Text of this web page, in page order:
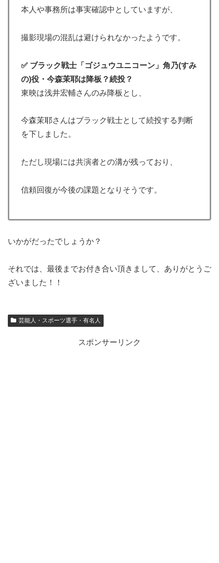
本人や事務所は事実確認中としていますが、
撮影現場の混乱は避けられなかったようです。
✅ ブラック戦士「ゴジュウユニコーン」角乃(すみ
の)役・今森茉耶は降板？続投？
東映は浅井宏輔さんのみ降板とし、
今森茉耶さんはブラック戦士として続投する判断
を下しました。
ただし現場には共演者との溝が残っており、
信頼回復が今後の課題となりそうです。
いかがだったでしょうか？
それでは、最後までお付き合い頂きまして、ありがとうご
ざいました！！
芸能人・スポーツ選手・有名人
スポンサーリンク